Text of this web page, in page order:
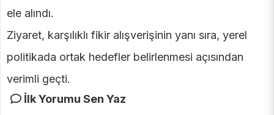
ele alındı.
Ziyaret, karşılıklı fikir alışverişinin yanı sıra, yerel
politikada ortak hedefler belirlenmesi açısından
verimli geçti.
İlk Yorumu Sen Yaz